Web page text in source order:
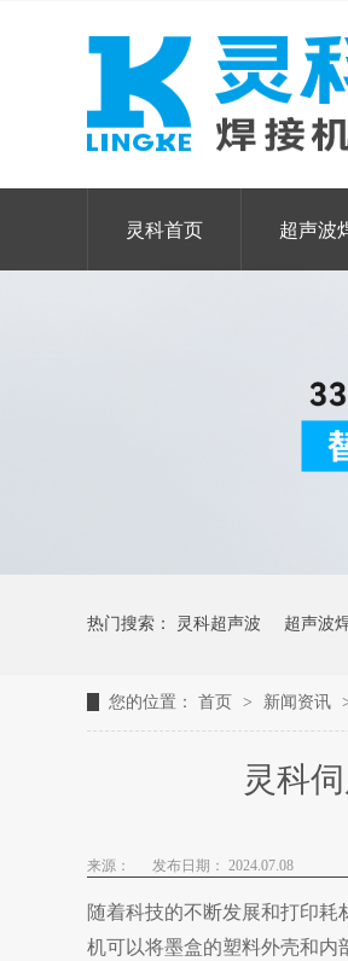
灵科首页 超声波
热门搜索： 灵科超声波 超声波
您的位置： 首页 > 新闻资讯
灵科
来源： 发布日期： 2024.07.08
随着科技的不断发展和打印耗
机可以将墨盒的塑料外壳和内